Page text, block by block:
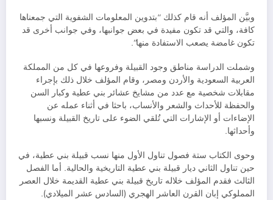
وبيَّن المؤلف أنه قام كذلك “بتدوين المعلومات الشفوية التي جمعناها
كافة، والتي قد تكون مفيدة في بعض جوانبها، وفي جوانب أخرى قد
تكون غامضة يصعب الاستفادة منها”.
وشملت الدراسة مناطق وجود القبيلة وفروعها في كل من المملكة
العربية السعودية والأردن ومصر، وقام المؤلف خلال ذلك بإجراء
مقابلات شخصية مع عدد من مشايخ عشائر بني عطية وكبار السن
والحفظة للأحداث والشعر والأنساب، باحثا في أثناء عمله عن
الإضاءات أو الإشارات التي تُلقي الضوء على تاريخ القبيلة ونسبها
وأحداثها.
وحوى الكتاب ستة فصول تناول الأول منها نسب قبيلة بني عطية، في
حين تناول الثاني ديار قبيلة بني عطية التاريخية والحالية. أما الفصل
الثالث فقدم المؤلف خلاله تاريخ قبيلة بني عطية القديمة خلال العصر
المملوكي إبان القرن العاشر الهجري (السادس عشر الميلادي).